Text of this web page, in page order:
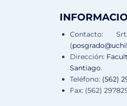
Contacto:
(
Dirección:
Santiago.
Teléfono: (562)
Fax: (562)